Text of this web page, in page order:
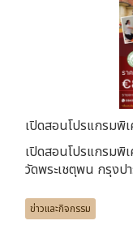
เปิดสอนโปรแกรมพิ
เปิดสอนโปรแกรม
วัดพระเชตุพน กรุงป
ข่าวและกิจกรรม